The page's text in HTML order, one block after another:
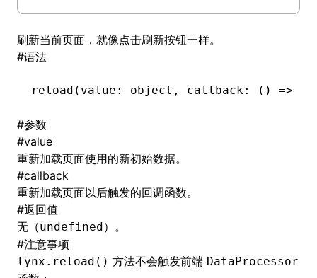
刷新当前页面，就像点击刷新按钮一样。
#语法
reload (value: object , callback: () =>
#参数
#value
重新加载页面使用的新初始数据。
#callback
重新加载页面以后触发的回调函数。
#返回值
无（undefined）。
#注意事项
lynx.reload() 方法不会触发前端 DataProcessor